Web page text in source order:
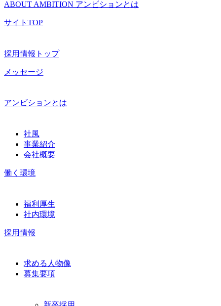
ABOUT AMBITION アンビションとは
サイトTOP
採用情報トップ
メッセージ
アンビションとは
社風
事業紹介
会社概要
働く環境
福利厚生
社内環境
採用情報
求める人物像
募集要項